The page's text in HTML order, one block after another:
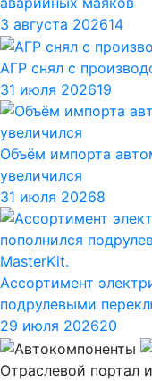
3 августа 202614
АГР снял с
31 июля 202619
Объём импорта
увеличился
31 июля 20268
Ассортимент
подрулевыми
29 июля 202620
Отраслевой портал